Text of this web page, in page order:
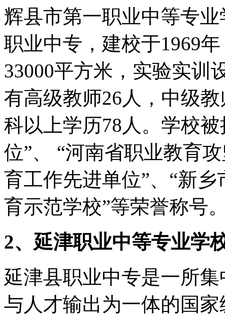
辉县市第一职业中等专
职业中专，建校于1969
33000平方米，实验实训
有高级教师26人，中级
科以上学历78人。学校
位”、 “河南省职业教育
育工作先进单位”、“新
育示范学校”等荣誉称号
2、延津职业中等专业学
延津县职业中专是一所
与人才输出为一体的国